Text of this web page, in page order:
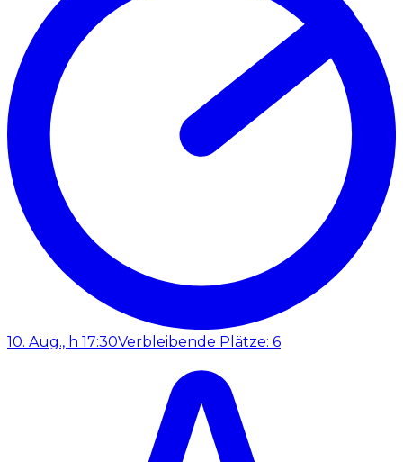
10. Aug., h 17:30Verbleibende Plätze: 6